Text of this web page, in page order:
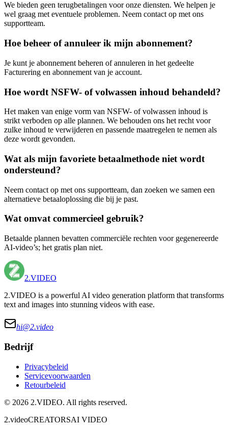
We bieden geen terugbetalingen voor onze diensten. We helpen je
wel graag met eventuele problemen. Neem contact op met ons
supportteam.
Hoe beheer of annuleer ik mijn abonnement?
Je kunt je abonnement beheren of annuleren in het gedeelte
Facturering en abonnement van je account.
Hoe wordt NSFW- of volwassen inhoud behandeld?
Het maken van enige vorm van NSFW- of volwassen inhoud is
strikt verboden op alle plannen. We behouden ons het recht voor
zulke inhoud te verwijderen en passende maatregelen te nemen als
deze wordt gevonden.
Wat als mijn favoriete betaalmethode niet wordt
ondersteund?
Neem contact op met ons supportteam, dan zoeken we samen een
alternatieve betaaloplossing die bij je past.
Wat omvat commercieel gebruik?
Betaalde plannen bevatten commerciële rechten voor gegenereerde
AI-video’s; het gratis plan niet.
2.VIDEO
2.VIDEO is a powerful AI video generation platform that transforms
text and images into stunning videos with ease.
hi@2.video
Bedrijf
Privacybeleid
Servicevoorwaarden
Retourbeleid
© 2026 2.VIDEO. All rights reserved.
2.videoCREATORSAI VIDEO